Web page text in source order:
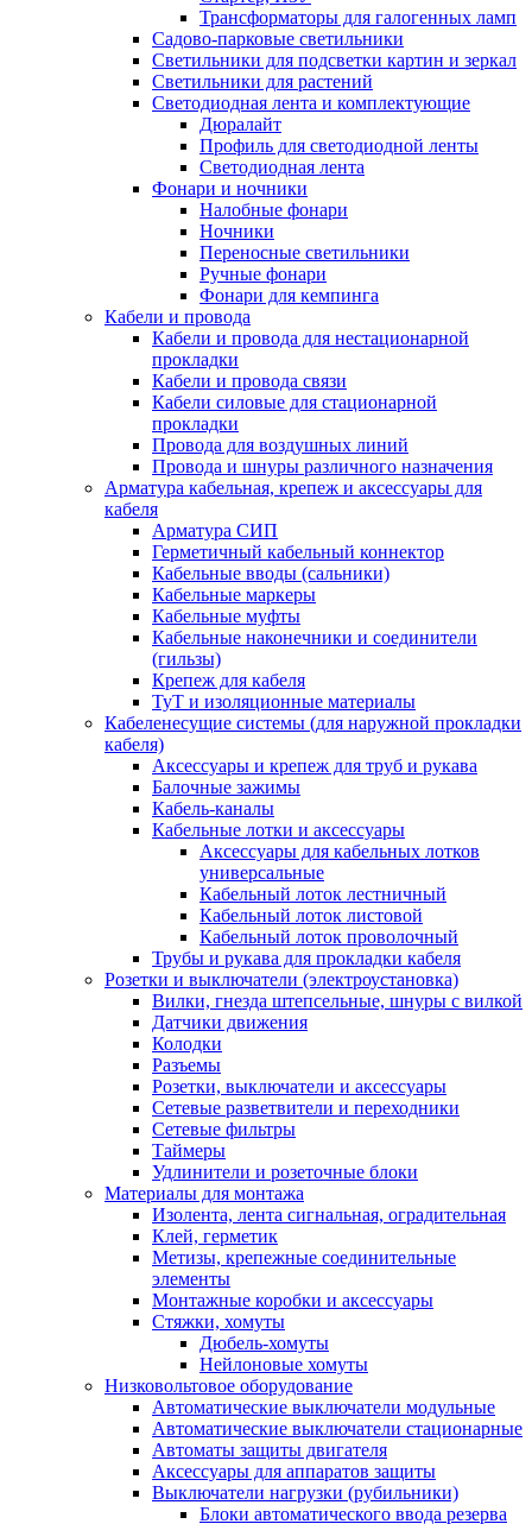
Трансформаторы для галогенных ламп
Садово-парковые светильники
Светильники для подсветки картин и зеркал
Светильники для растений
Светодиодная лента и комплектующие
Дюралайт
Профиль для светодиодной ленты
Светодиодная лента
Фонари и ночники
Налобные фонари
Ночники
Переносные светильники
Ручные фонари
Фонари для кемпинга
Кабели и провода
Кабели и провода для нестационарной
прокладки
Кабели и провода связи
Кабели силовые для стационарной
прокладки
Провода для воздушных линий
Провода и шнуры различного назначения
Арматура кабельная, крепеж и аксессуары для
кабеля
Арматура СИП
Герметичный кабельный коннектор
Кабельные вводы (сальники)
Кабельные маркеры
Кабельные муфты
Кабельные наконечники и соединители
(гильзы)
Крепеж для кабеля
ТуТ и изоляционные материалы
Кабеленесущие системы (для наружной прокладки
кабеля)
Аксессуары и крепеж для труб и рукава
Балочные зажимы
Кабель-каналы
Кабельные лотки и аксессуары
Аксессуары для кабельных лотков
универсальные
Кабельный лоток лестничный
Кабельный лоток листовой
Кабельный лоток проволочный
Трубы и рукава для прокладки кабеля
Розетки и выключатели (электроустановка)
Вилки, гнезда штепсельные, шнуры с вилкой
Датчики движения
Колодки
Разъемы
Розетки, выключатели и аксессуары
Сетевые разветвители и переходники
Сетевые фильтры
Таймеры
Удлинители и розеточные блоки
Материалы для монтажа
Изолента, лента сигнальная, оградительная
Клей, герметик
Метизы, крепежные соединительные
элементы
Монтажные коробки и аксессуары
Стяжки, хомуты
Дюбель-хомуты
Нейлоновые хомуты
Низковольтовое оборудование
Автоматические выключатели модульные
Автоматические выключатели стационарные
Автоматы защиты двигателя
Аксессуары для аппаратов защиты
Выключатели нагрузки (рубильники)
Блоки автоматического ввода резерва